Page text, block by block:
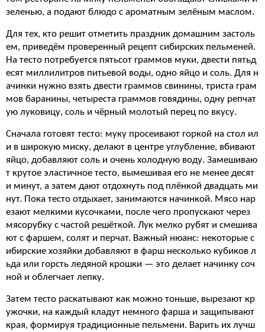
зеленью, а подают блюдо с ароматным зелёным маслом.
Для тех, кто решит отметить праздник домашним застоль
ем, приведём проверенный рецепт сибирских пельменей.
На тесто потребуется пятьсот граммов муки, двести пятьд
есят миллилитров питьевой воды, одно яйцо и соль. Для н
ачинки нужно взять двести граммов свинины, триста грам
мов баранины, четыреста граммов говядины, одну репчат
ую луковицу, соль и чёрный молотый перец по вкусу.
Сначала готовят тесто: муку просеивают горкой на стол ил
и в широкую миску, делают в центре углубление, вбивают
яйцо, добавляют соль и очень холодную воду. Замешиваю
т крутое эластичное тесто, вымешивая его не менее десят
и минут, а затем дают отдохнуть под плёнкой двадцать ми
нут. Пока тесто отдыхает, занимаются начинкой. Мясо нар
езают мелкими кусочками, после чего пропускают через
мясорубку с частой решёткой. Лук мелко рубят и смешива
ют с фаршем, солят и перчат. Важный нюанс: некоторые с
ибирские хозяйки добавляют в фарш несколько кубиков л
ьда или горсть ледяной крошки — это делает начинку соч
ной и облегчает лепку.
Затем тесто раскатывают как можно тоньше, вырезают кр
ужочки, на каждый кладут немного фарша и защипывают
края, формируя традиционные пельмени. Варить их лучш